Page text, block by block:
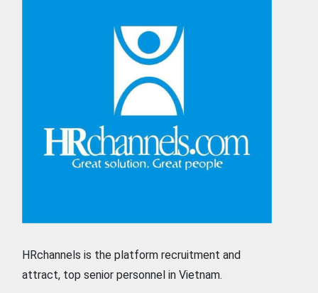
HRchannels is the platform recruitment and
attract, top senior personnel in Vietnam.